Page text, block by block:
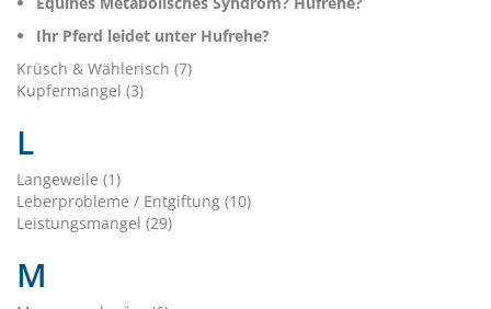
Ihr Pferd leidet unter Hufrehe?
Krüsch & Wählerisch (7)
Kupfermangel (3)
L
Langeweile (1)
Leberprobleme / Entgiftung (10)
Leistungsmangel (29)
M